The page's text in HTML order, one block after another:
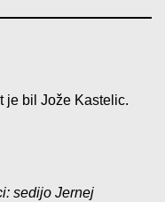
je bil Jože Kastelic.
sedijo Jernej